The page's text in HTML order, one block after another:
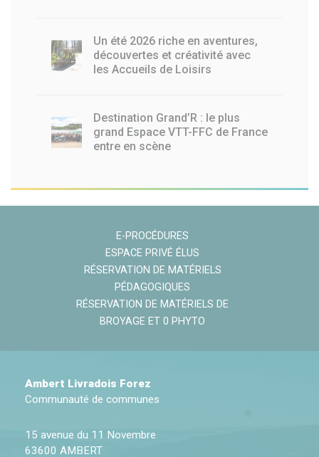
Un été 2026 riche en aventures,
découvertes et créativité avec
les Accueils de Loisirs
Destination Grand’R : le plus
grand Espace VTT-FFC de France
entre en scène
E-PROCÉDURES
ESPACE PRIVÉ ÉLUS
RÉSERVATION DE MATÉRIELS
PÉDAGOGIQUES
RÉSERVATION DE MATÉRIELS DE
BROYAGE ET 0 PHYTO
Ambert Livradois Forez
Communauté de communes
15 avenue du 11 Novembre
63600 AMBERT